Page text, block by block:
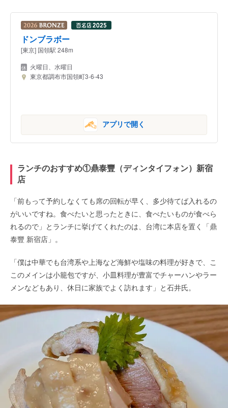
ドンブラボー
[東京] 国領駅 248m
火曜日、水曜日
東京都調布市国領町3-6-43
アプリで開く
ランチのおすすめ①鼎泰豐（ディンタイフォン）新宿
店
「前もって予約しなくても席の回転が早く、多少待てば入れるの
がいいですね。食べたいと思ったときに、食べたいものが食べら
れるので」とランチに挙げてくれたのは、台湾に本店を置く「鼎
泰豐 新宿店」。
「僕は中華でも台湾系や上海など海鮮や塩味の料理が好きで、こ
このメインは小籠包ですが、小皿料理が豊富でチャーハンやラー
メンなどもあり、休日に家族でよく訪れます」と石井氏。